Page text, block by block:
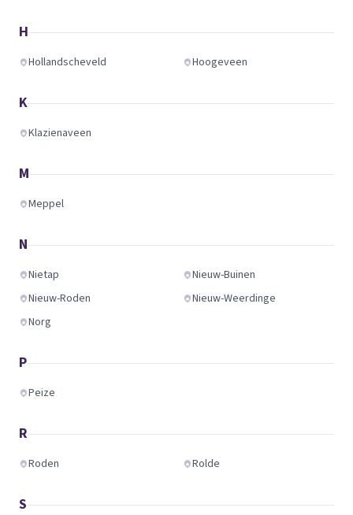
H
Hollandscheveld Hoogeveen
K
Klazienaveen
M
Meppel
N
Nietap
Nieuw-Buinen
Nieuw-Roden
Nieuw-Weerdinge
Norg
P
Peize
R
Roden Rolde
S